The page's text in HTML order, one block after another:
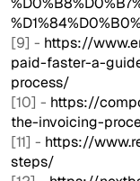
[9] - https://
paid-faster-a-
process/
[10] - https://
the-invoicing-
[11] - https://
steps/